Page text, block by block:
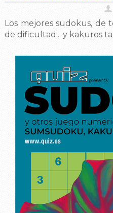
Los mejores sudokus, de
de dificultad... y kakuros